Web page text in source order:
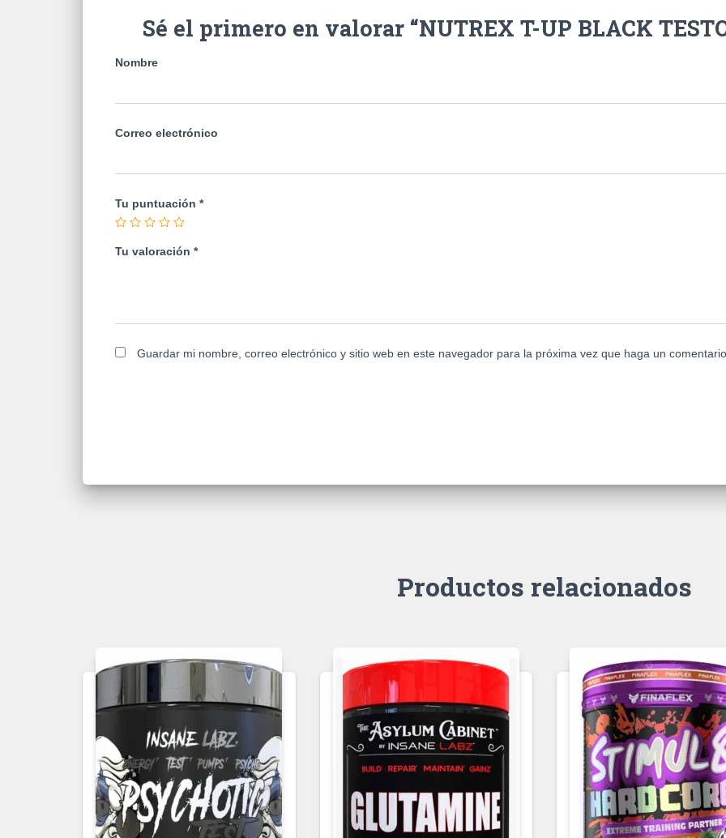
Sé el primero en valorar “NUTREX T-UP BLACK
Nombre
Correo electrónico
Tu puntuación *
Tu valoración *
Guardar mi nombre, correo electrónico y sitio web en este navegador para la próxima vez que haga un
Productos relacionados